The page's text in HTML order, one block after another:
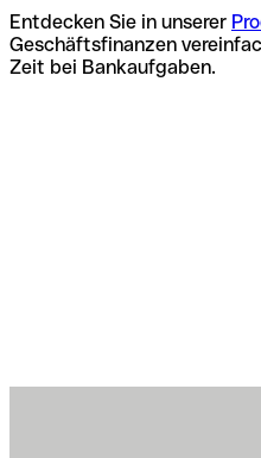
Entdecken Sie in unserer
Geschäftsfinanzen
Zeit bei Bankaufgaben.